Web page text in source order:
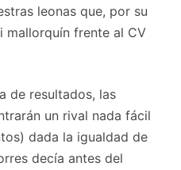
leonas que, por su
mallorquín frente al CV
de resultados, las
un rival nada fácil
dada la igualdad de
decía antes del